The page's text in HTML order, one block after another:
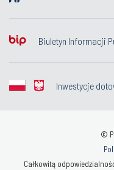
Biuletyn Informacji
Inwestycje
©
Całkowitą